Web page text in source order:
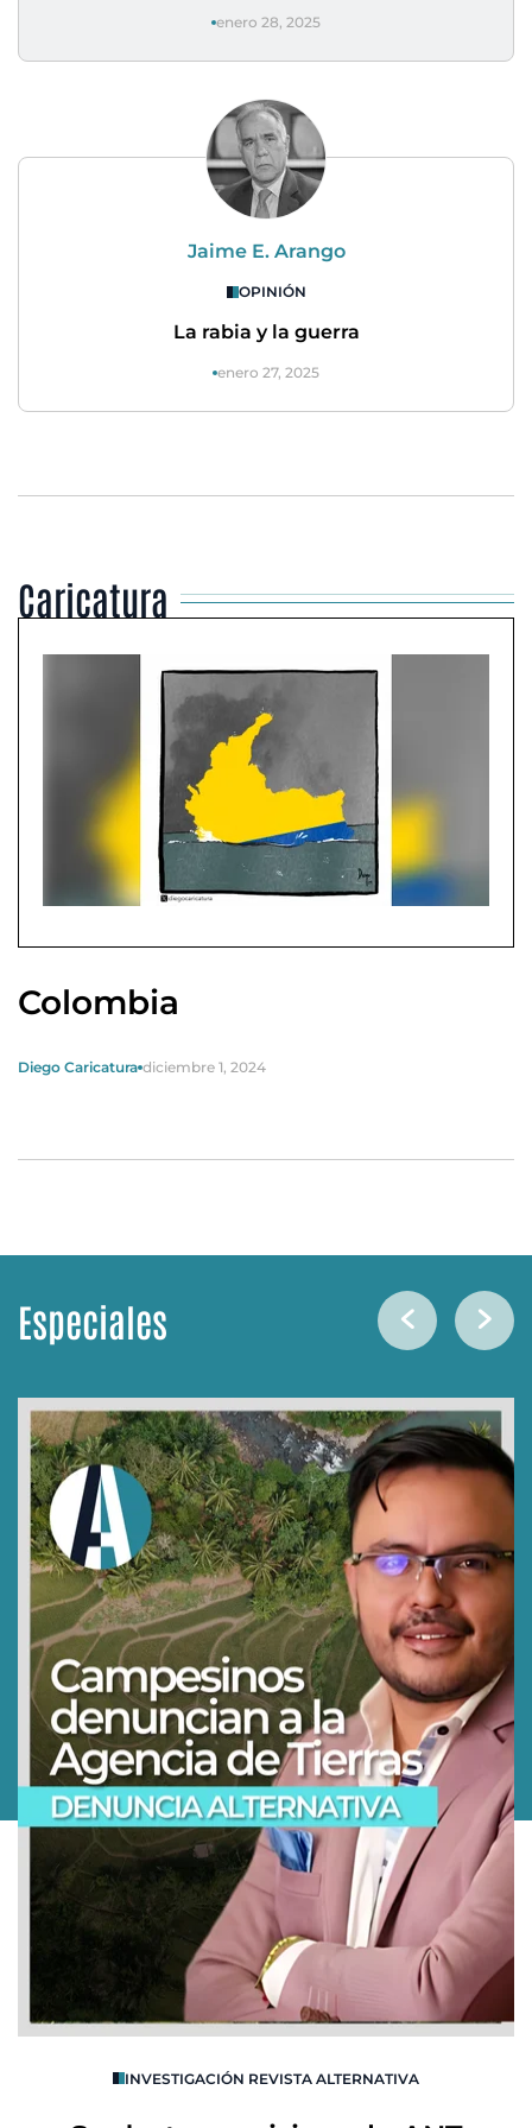
enero 28, 2025
Jaime E. Arango
OPINIÓN
La rabia y la guerra
enero 27, 2025
Caricatura
Colombia
Diego Caricatura diciembre 1, 2024
Especiales
INVESTIGACIÓN REVISTA ALTERNATIVA